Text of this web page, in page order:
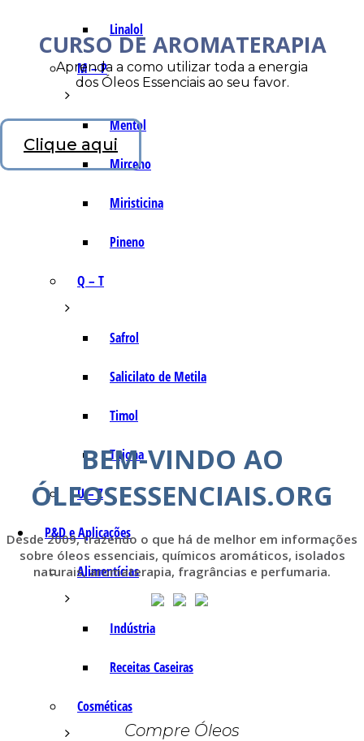
Linalol
M – P
Mentol
Mirceno
Miristicina
Pineno
Q – T
Safrol
Salicilato de Metila
Timol
Tujona
U – Z
P&D e Aplicações
Alimentícias
Indústria
Receitas Caseiras
Cosméticas
CURSO DE AROMATERAPIA
Aprenda a como utilizar toda a energia
dos Óleos Essenciais ao seu favor.
Clique aqui
BEM-VINDO AO
ÓLEOSESSENCIAIS.ORG
Desde 2009, trazendo o que há de melhor em informações
sobre óleos essenciais, químicos aromáticos, isolados
naturais, aromaterapia, fragrâncias e perfumaria.
Compre Óleos